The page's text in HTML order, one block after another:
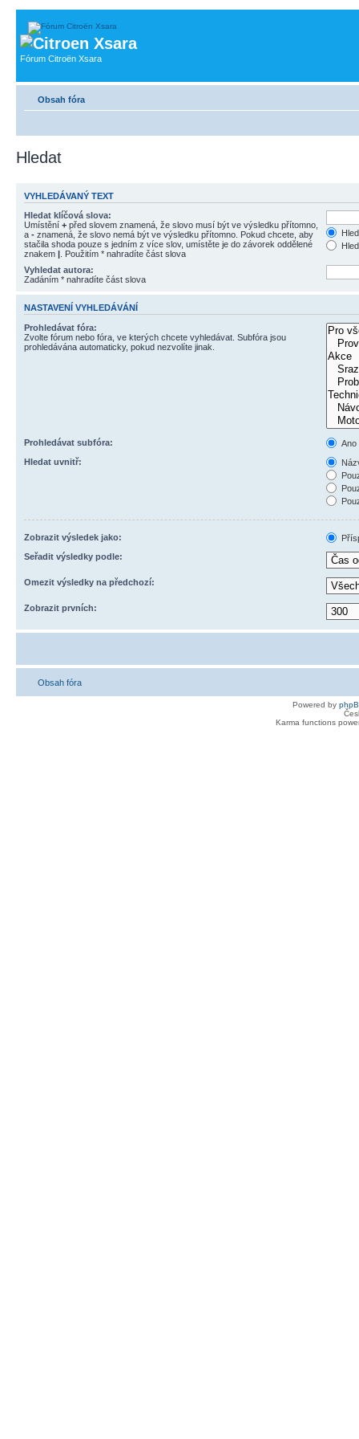
Fórum Citroën Xsara
Obsah fóra
Hledat
VYHLEDÁVANÝ TEXT
Hledat klíčová slova:
Umístění + před slovem znamená, že slovo musí být ve výsledku přítomno,
a - znamená, že slovo nemá být ve výsledku přítomno. Pokud chcete, aby
stačila shoda pouze s jedním z více slov, umístěte je do závorek oddělené
znakem | . Použitím * nahradíte část slova
Vyhledat autora:
Zadáním * nahradíte část slova
NASTAVENÍ VYHLEDÁVÁNÍ
Prohledávat fóra:
Zvolte fórum nebo fóra, ve kterých chcete vyhledávat. Subfóra jsou
prohledávána automaticky, pokud nezvolíte jinak.
Prohledávat subfóra:
Ano
Hledat uvnitř:
Zobrazit výsledek jako:
Seřadit výsledky podle:
Omezit výsledky na předchozí:
Zobrazit prvních:
Obsah fóra
Powered by
Karma functions